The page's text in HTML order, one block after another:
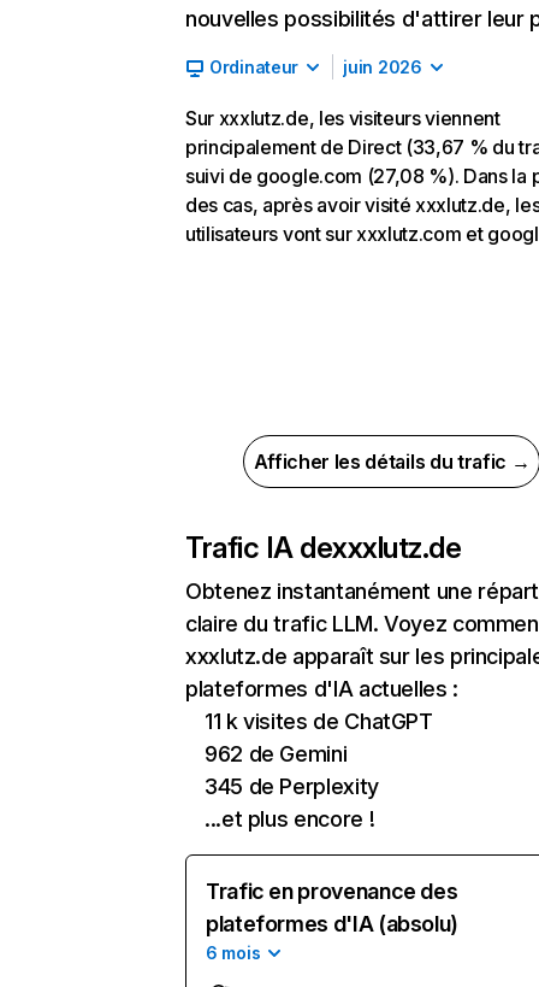
nouvelles possibilités d'attirer leur
Ordinateur juin 2026
Sur xxxlutz.de, les visiteurs viennent
principalement de Direct (33,67 % du
suivi de google.com (27,08 %). Dans la
des cas, après avoir visité xxxlutz.de,
utilisateurs vont sur xxxlutz.com et
Afficher les détails du trafic →
Trafic IA dexxxlutz.de
Obtenez instantanément une
claire du trafic LLM. Voyez
xxxlutz.de apparaît sur les
plateformes d'IA actuelles :
11 k visites de ChatGPT
962 de Gemini
345 de Perplexity
...et plus encore !
Trafic en provenance des
plateformes d'IA (absolu)
6 mois